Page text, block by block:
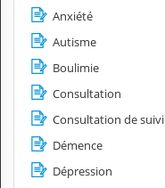
Anxiété
Autisme
Boulimie
Consultation
Consultation de suivi
Démence
Dépression